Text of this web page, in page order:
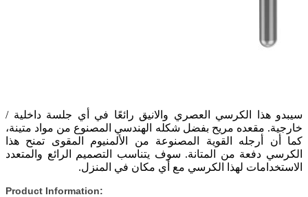
سيبدو هذا الكرسي العصري والانيق رائعًا في أي جلسة داخلية /
خارجية. مقعده مريح بفضل شكله الهندسي المصنوع من مواد متينة،
كما أن أرجله القوية المصنوعة من الألمنيوم المقوى تمنح هذا
الكرسي دفعة من المتانة. سوف يتناسب التصميم الرائع والمتعدد
الاستخدامات لهذا الكرسي مع أي مكان في المنزل.
Product Information: